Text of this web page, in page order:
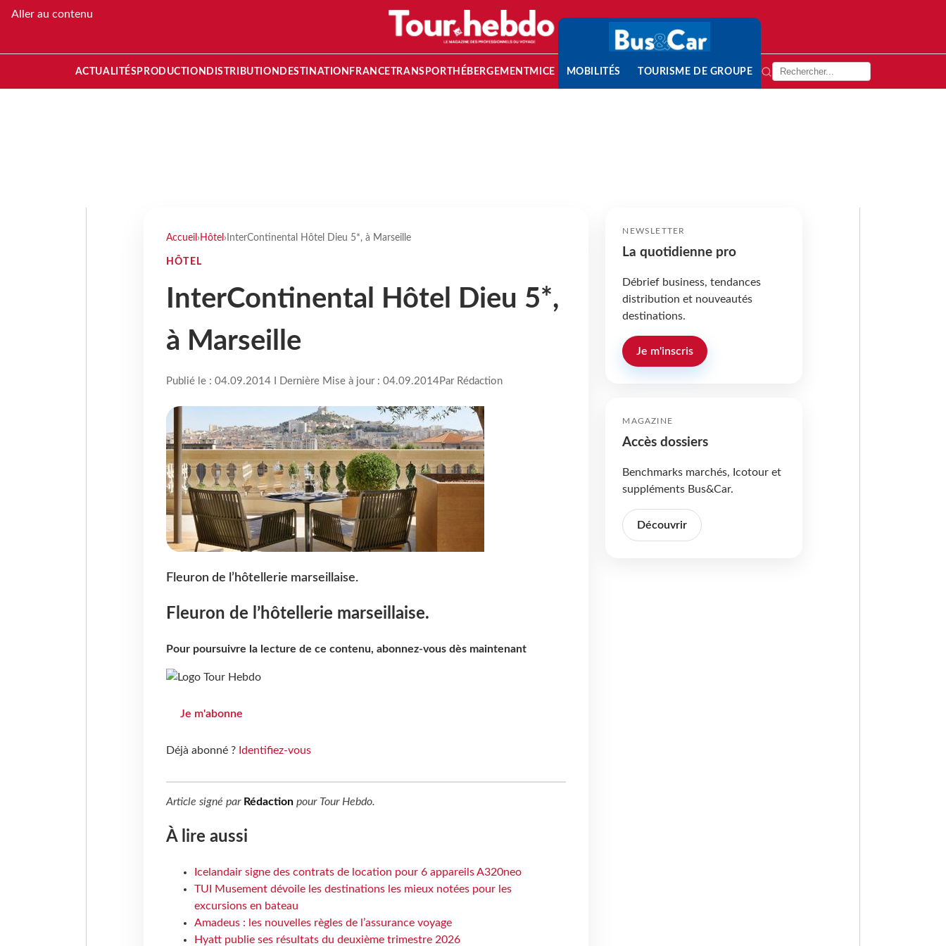
Aller au contenu
ACTUALITÉS PRODUCTION DISTRIBUTION DESTINATION FRANCETRANSPORT HÉBERGEMENTMICE MOBILITÉS TOURISME DE GROUPE
Accueil › Hôtel › InterContinental Hôtel Dieu 5*, à Marseille
HÔTEL
InterContinental Hôtel Dieu 5*,
à Marseille
Publié le : 04.09.2014 I Dernière Mise à jour : 04.09.2014Par Rédaction
Fleuron de l’hôtellerie marseillaise.
Fleuron de l’hôtellerie marseillaise.
Pour poursuivre la lecture de ce contenu, abonnez-vous dès maintenant
Je m'abonne
Déjà abonné ? Identifiez-vous
Article signé par Rédactionpour Tour Hebdo.
À lire aussi
Icelandair signe des contrats de location pour 6 appareils A320neo
TUI Musement dévoile les destinations les mieux notées pour les
excursions en bateau
Amadeus : les nouvelles règles de l’assurance voyage
Hyatt publie ses résultats du deuxième trimestre 2026
NEWSLETTER
La quotidienne pro
Débrief business, tendances
distribution et nouveautés
destinations.
Je m'inscris
MAGAZINE
Accès dossiers
Benchmarks marchés, Icotour et
suppléments Bus&Car.
Découvrir